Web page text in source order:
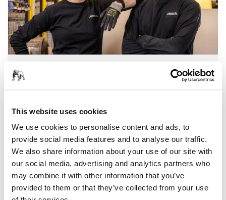
This website uses cookies
We use cookies to personalise content and ads, to
provide social media features and to analyse our traffic.
We also share information about your use of our site with
our social media, advertising and analytics partners who
may combine it with other information that you’ve
provided to them or that they’ve collected from your use